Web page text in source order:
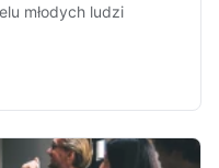
młodych ludzi